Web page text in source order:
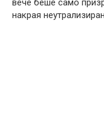
вече беше само
накрая